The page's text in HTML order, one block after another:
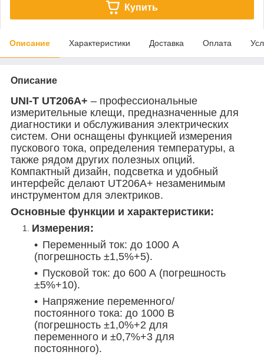
Купить
Описание Характеристики Доставка Оплата
Описание
UNI-T UT206A+ – профессиональные
измерительные клещи, предназначенные для
диагностики и обслуживания электрических
систем. Они оснащены функцией измерения
пускового тока, определения температуры, а
также рядом других полезных опций.
Компактный дизайн, подсветка и удобный
интерфейс делают UT206A+ незаменимым
инструментом для электриков.
Основные функции и характеристики:
Измерения:
Переменный ток: до 1000 А
(погрешность ±1,5%+5).
Пусковой ток: до 600 А (погрешность
±5%+10).
Напряжение переменного/
постоянного тока: до 1000 В
(погрешность ±1,0%+2 для
переменного и ±0,7%+3 для
постоянного).